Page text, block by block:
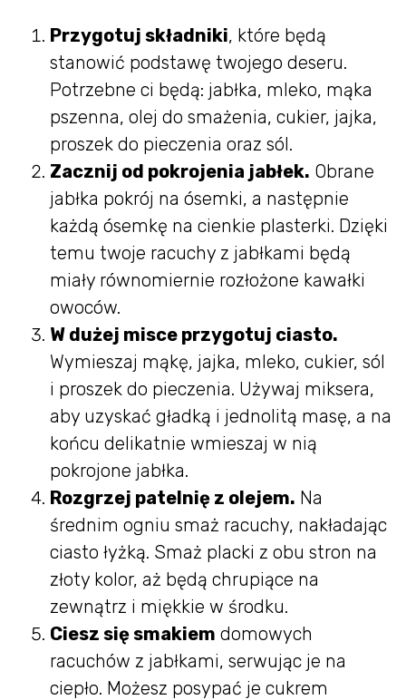
Przygotuj składniki, które będą
stanowić podstawę twojego deseru.
Potrzebne ci będą: jabłka, mleko, mąka
pszenna, olej do smażenia, cukier, jajka,
proszek do pieczenia oraz sól.
Zacznij od pokrojenia jabłek. Obrane
jabłka pokrój na ósemki, a następnie
każdą ósemkę na cienkie plasterki. Dzięki
temu twoje racuchy z jabłkami będą
miały równomiernie rozłożone kawałki
owoców.
W dużej misce przygotuj ciasto.
Wymieszaj mąkę, jajka, mleko, cukier, sól
i proszek do pieczenia. Używaj miksera,
aby uzyskać gładką i jednolitą masę, a na
końcu delikatnie wmieszaj w nią
pokrojone jabłka.
Rozgrzej patelnię z olejem. Na
średnim ogniu smaż racuchy, nakładając
ciasto łyżką. Smaż placki z obu stron na
złoty kolor, aż będą chrupiące na
zewnątrz i miękkie w środku.
Ciesz się smakiem domowych
racuchów z jabłkami, serwując je na
ciepło. Możesz posypać je cukrem